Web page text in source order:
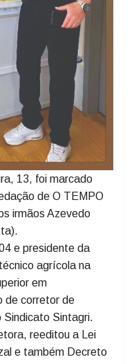
13, foi marcado
de O TEMPO
irmãos Azevedo
e presidente da
agrícola na
em
de corretor de